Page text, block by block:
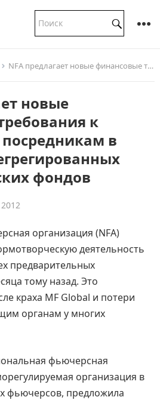
NFA предлагает новые финансовые требования к фьючерсным посредникам в отношении сегрегированных потребительских фондов
новые
к
в
фондов
организация (NFA)
деятельность
предварительных
тому назад. Это
краха MF Global и потери
органам у многих
фьючерсная
организация в
фьючерсов, предложила